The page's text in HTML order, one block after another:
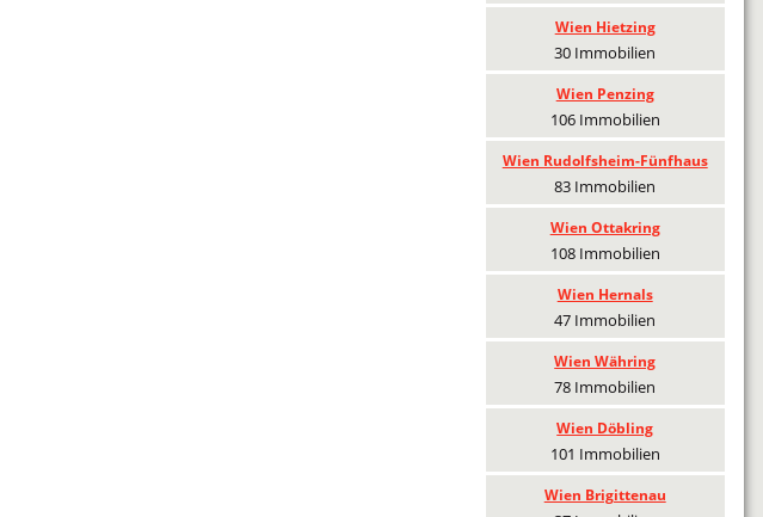
Wien Hietzing
30 Immobilien
Wien Penzing
106 Immobilien
Wien Rudolfsheim-Fünfhaus
83 Immobilien
Wien Ottakring
108 Immobilien
Wien Hernals
47 Immobilien
Wien Währing
78 Immobilien
Wien Döbling
101 Immobilien
Wien Brigittenau